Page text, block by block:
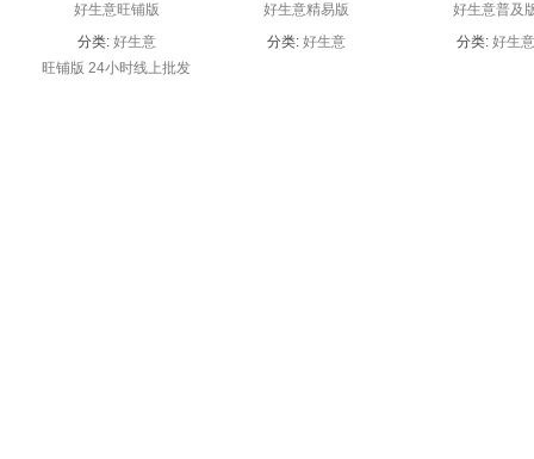
好生意旺铺版
分类: 好生意
旺铺版 24小时线上批发
好生意精易版
分类: 好生意
好生意普及
分类: 好生意